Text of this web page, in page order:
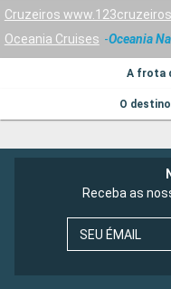
Cruzeiros
Oceania Cruises
Oceania
A frota
O
Receba as
SEU ÉMAIL